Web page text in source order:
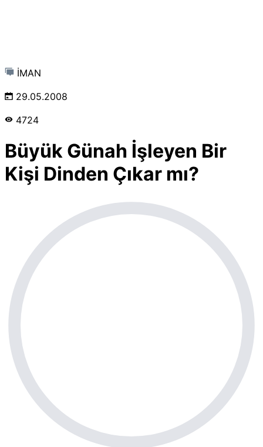
İMAN
29.05.2008
4724
Büyük Günah İşleyen Bir
Kişi Dinden Çıkar mı?